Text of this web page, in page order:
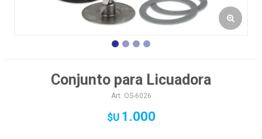
Conjunto para Licuadora
OS-6026
$U 1.000